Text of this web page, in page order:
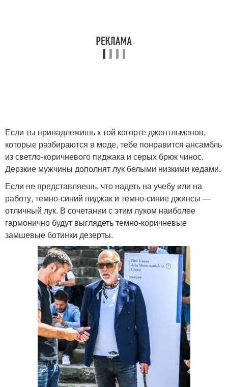
Если ты принадлежишь к той когорте джентльменов,
которые разбираются в моде, тебе понравится ансамбль
из светло-коричневого пиджака и серых брюк чинос.
Дерзкие мужчины дополнят лук белыми низкими кедами.
Если не представляешь, что надеть на учебу или на
работу, темно-синий пиджак и темно-синие джинсы —
отличный лук. В сочетании с этим луком наиболее
гармонично будут выглядеть темно-коричневые
замшевые ботинки дезерты.